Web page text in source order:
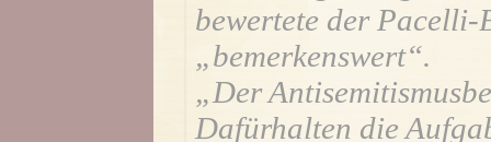
bewertete der
„bemerkenswert“.
„Der
Dafürhalten die